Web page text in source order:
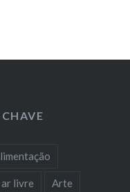
ar livre Arte